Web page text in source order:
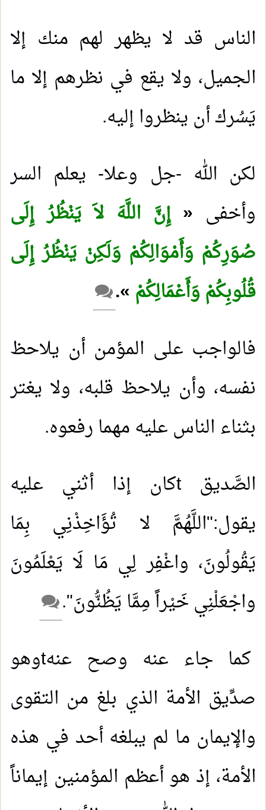
الناس قد لا يظهر لهم منك إلا
الجميل، ولا يقع في نظرهم إلا ما
يَسُرك أن ينظروا إليه.
لكن الله -جل وعلا- يعلم السر
وأخفى « إِنَّ اللَّهَ لاَ يَنْظُرُ إِلَى
صُوَرِكُمْ وَأَمْوَالِكُمْ وَلَكِنْ يَنْظُرُ إِلَى
قُلُوبِكُمْ وَأَعْمَالِكُمْ».
فالواجب على المؤمن أن يلاحظ
نفسه، وأن يلاحظ قلبه، ولا يغتر
بثناء الناس عليه مهما رفعوه.
الصَّديقtكان إذا أثني عليه
يقول:"اللَّهُمَّ لا تُؤَاخِذْنِي بِمَا
يَقُولُونَ، واغْفِر لِي مَا لَا يَعْلَمُونَ
واجْعَلْنِي خَيْراً مِمَّا يَظُنُّونَ".
كما جاء عنه وصح عنهtوهو
صدِّيق الأمة الذي بلغ من التقوى
والإيمان ما لم يبلغه أحد في هذه
الأمة، إذ هو أعظم المؤمنين إيماناً